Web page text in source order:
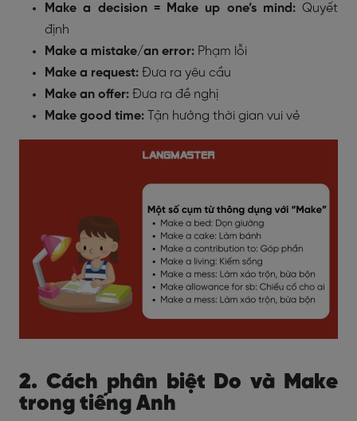
Make a decision = Make up one’s mind: Quyết
định
Make a mistake/an error: Phạm lỗi
Make a request: Đưa ra yêu cầu
Make an offer: Đưa ra đề nghị
Make good time: Tận hưởng thời gian vui vẻ
2. Cách phân biệt Do và Make
trong tiếng Anh